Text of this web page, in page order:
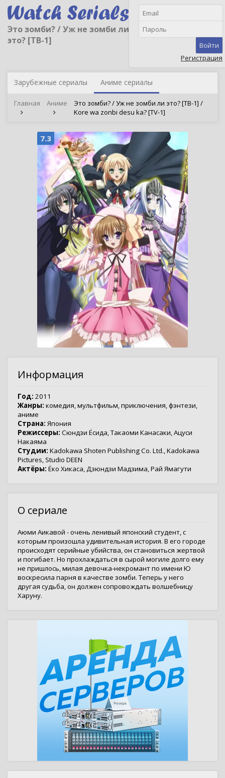
Это зомби? / Уж не зомби ли
это? [ТВ-1]
Войти
Регистрация
Зарубежные сериалы Аниме сериалы
Главная Аниме
Это зомби? / Уж не зомби ли это? [ТВ-1] /
Kore wa zonbi desu ka? [TV-1]
7.3
Информация
Год: 2011
Жанры: комедия,мультфильм,приключения,фэнтези,
аниме
Страна: Япония
Режиссеры: Сюндзи Ёсида,Такаоми Канасаки,Ацуси
Накаяма
Студии: Kadokawa Shoten Publishing Co. Ltd.,Kadokawa
Pictures,Studio DEEN
Актёры: Ёко Хикаса,Дзюндзи Мадзима,Рай Ямагути
О сериале
Аюми Аикавой - очень ленивый японский студент, с
которым произошла удивительная история. В его городе
происходят серийные убийства, он становиться жертвой
и погибает. Но прохлаждаться в сырой могиле долго ему
не пришлось, милая девочка-некромант по имени Ю
воскресила парня в качестве зомби. Теперь у него
другая судьба, он должен сопровождать волшебницу
Харуну.